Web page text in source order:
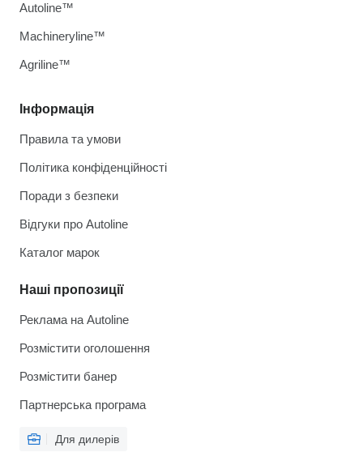
Інформація
Правила та умови
Політика конфіденційності
Поради з безпеки
Відгуки про Autoline
Каталог марок
Наші пропозиції
Реклама на Autoline
Розмістити оголошення
Розмістити банер
Партнерська програма
Для дилерів
Autoline™
Machineryline™
Agriline™